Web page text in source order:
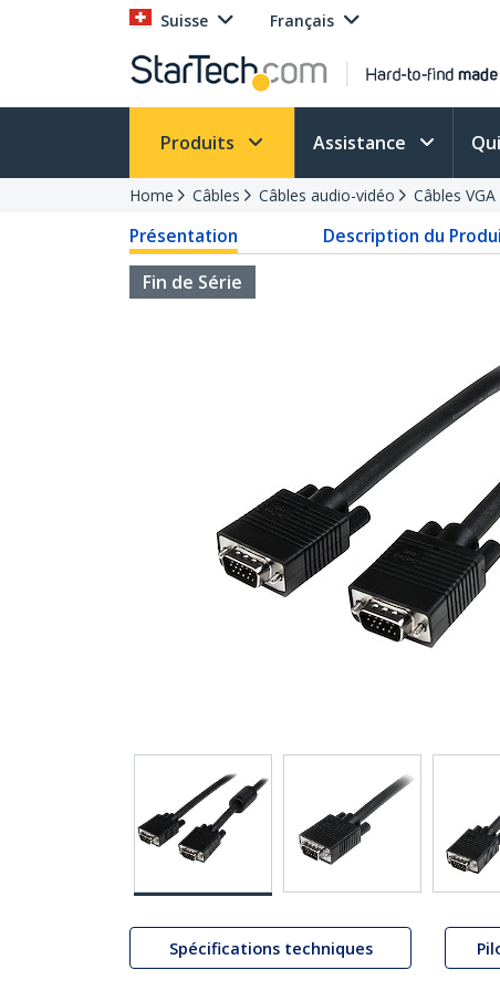
Suisse Français
Produits Assistance
Home Câbles Câbles audio-vidéo Câbles VGA
Présentation Description du
Fin de Série
Spécifications techniques